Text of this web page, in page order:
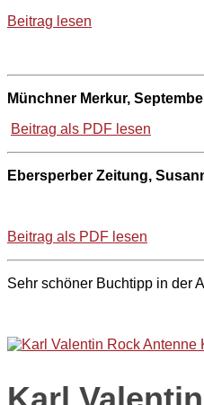
Beitrag lesen
Münchner Merkur,
Beitrag als PDF lesen
Ebersperber Zeitung,
Beitrag als PDF lesen
Sehr schöner Buchtipp in der